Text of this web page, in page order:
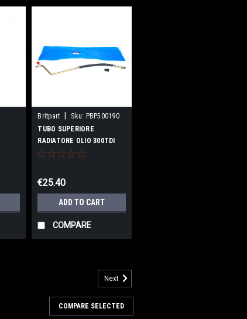
Britpart Sku: PBP500190
TUBO SUPERIORE
RADIATORE OLIO 300TDI
€25.40
ADD TO CART
COMPARE
Next
COMPARE SELECTED